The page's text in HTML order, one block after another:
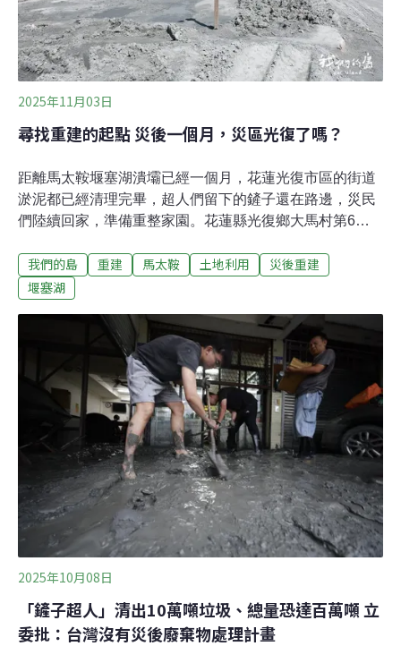
莫部落，在災後就成立部落的巡守隊，疏散時進行家戶巡
查，避免有人留在紅色警戒區。巡守隊另一項工作，就是
守護部落嚴防小偷，災區已經發生多起竊盜事件。馬太鞍
溪再度溢流 萬榮鄉明利村受災當大家都擔心，大水
2025年11月03日
尋找重建的起點 災後一個月，災區光復了嗎？
距離馬太鞍堰塞湖潰壩已經一個月，花蓮光復市區的街道
淤泥都已經清理完畢，超人們留下的鏟子還在路邊，災民
們陸續回家，準備重整家園。花蓮縣光復鄉大馬村第6鄰
這裡現在是名符其實的家徒四壁，連門都沒有。雖然家當
全部歸零，但老人家還是想早點回家。善心團體捐贈的物
棟平房的老夫婦也搭交通車，從瑞穗臨時收容的民宿返家
清洗家園。房子沒門沒窗，只好搭帳篷休息。家園修繕的
困境在佛祖街，多數住家的淤泥已經清理完畢。陳女士一
家從馬太鞍教會收容處所回家已經兩個多星期，住家木造
門窗全毀，只好先用塑膠帆布遮蔽，四周還堆置著沒有清
運出去的淤泥。雖然已經接上臨時水電，但還沒有熱水，
也無法使用浴室和廁所。位於中華路上的保安寺旁，淤泥
堆積成山，但一旁的住戶曾先生耐不住老人家的要求，還
是回家居住。砂石車和怪手來來往往，粉塵飛揚，目前
我們的島 重建 馬太鞍 土地利用
災後重建
堰塞湖
2025年10月08日
「鏟子超人」清出10萬噸垃圾、總量恐達百萬噸 立
委批：台灣沒有災後廢棄物處理計畫